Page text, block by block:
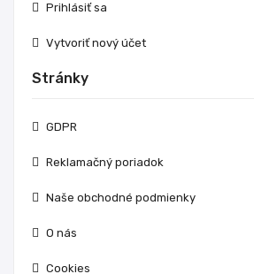
Prihlásiť sa
Vytvoriť nový účet
Stránky
GDPR
Reklamačný poriadok
Naše obchodné podmienky
O nás
Cookies